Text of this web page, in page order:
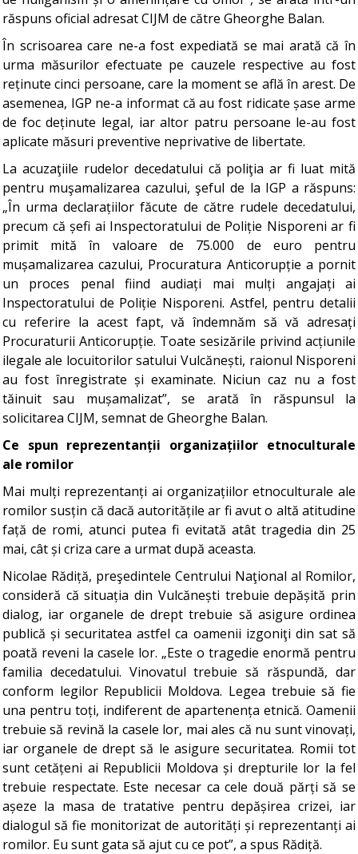
răspuns oficial adresat CIJM de către Gheorghe Balan.
În scrisoarea care ne-a fost expediată se mai arată că în
urma măsurilor efectuate pe cauzele respective au fost
reținute cinci persoane, care la moment se află în arest. De
asemenea, IGP ne-a informat că au fost ridicate șase arme
de foc deținute legal, iar altor patru persoane le-au fost
aplicate măsuri preventive neprivative de libertate.
La acuzaţiile rudelor decedatului că poliţia ar fi luat mită
pentru muşamalizarea cazului, şeful de la IGP a răspuns:
„În urma declarațiilor făcute de către rudele decedatului,
precum că șefi ai Inspectoratului de Poliție Nisporeni ar fi
primit mită în valoare de 75.000 de euro pentru
mușamalizarea cazului, Procuratura Anticorupție a pornit
un proces penal fiind audiați mai mulți angajați ai
Inspectoratului de Poliție Nisporeni. Astfel, pentru detalii
cu referire la acest fapt, vă îndemnăm să vă adresați
Procuraturii Anticorupție. Toate sesizările privind acțiunile
ilegale ale locuitorilor satului Vulcănești, raionul Nisporeni
au fost înregistrate și examinate. Niciun caz nu a fost
tăinuit sau mușamalizat”, se arată în răspunsul la
solicitarea CIJM, semnat de Gheorghe Balan.
Ce spun reprezentanții organizațiilor etnoculturale
ale romilor
Mai mulți reprezentanți ai organizațiilor etnoculturale ale
romilor susțin că dacă autoritățile ar fi avut o altă atitudine
față de romi, atunci putea fi evitată atât tragedia din 25
mai, cât și criza care a urmat după aceasta.
Nicolae Rădiță, preşedintele Centrului Naţional al Romilor,
consideră că situația din Vulcănești trebuie depășită prin
dialog, iar organele de drept trebuie să asigure ordinea
publică și securitatea astfel ca oamenii izgoniţi din sat să
poată reveni la casele lor. „Este o tragedie enormă pentru
familia decedatului. Vinovatul trebuie să răspundă, dar
conform legilor Republicii Moldova. Legea trebuie să fie
una pentru toți, indiferent de apartenența etnică. Oamenii
trebuie să revină la casele lor, mai ales că nu sunt vinovați,
iar organele de drept să le asigure securitatea. Romii tot
sunt cetățeni ai Republicii Moldova și drepturile lor la fel
trebuie respectate. Este necesar ca cele două părți să se
așeze la masa de tratative pentru depășirea crizei, iar
dialogul să fie monitorizat de autorități și reprezentanți ai
romilor. Eu sunt gata să ajut cu ce pot”, a spus Rădiță.